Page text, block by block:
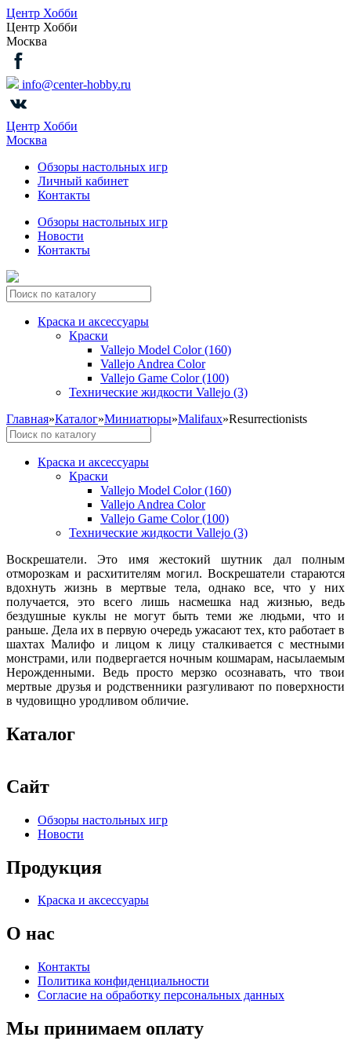
Центр Хобби
Центр Хобби
Москва
info@center-hobby.ru
Центр Хобби
Москва
Обзоры настольных игр
Личный кабинет
Контакты
Обзоры настольных игр
Новости
Контакты
Краска и аксессуары
Краски
Vallejo Model Color (160)
Vallejo Andrea Color
Vallejo Game Color (100)
Технические жидкости Vallejo (3)
Главная»Каталог»Миниатюры»Malifaux»Resurrectionists
Краска и аксессуары
Краски
Vallejo Model Color (160)
Vallejo Andrea Color
Vallejo Game Color (100)
Технические жидкости Vallejo (3)
Воскрешатели. Это имя жестокий шутник дал полным
отморозкам и расхитителям могил. Воскрешатели стараются
вдохнуть жизнь в мертвые тела, однако все, что у них
получается, это всего лишь насмешка над жизнью, ведь
бездушные куклы не могут быть теми же людьми, что и
раньше. Дела их в первую очередь ужасают тех, кто работает в
шахтах Малифо и лицом к лицу сталкивается с местными
монстрами, или подвергается ночным кошмарам, насылаемым
Нерожденными. Ведь просто мерзко осознавать, что твои
мертвые друзья и родственники разгуливают по поверхности
в чудовищно уродливом обличие.
Каталог
Сайт
Обзоры настольных игр
Новости
Продукция
Краска и аксессуары
О нас
Контакты
Политика конфиденциальности
Согласие на обработку персональных данных
Мы принимаем оплату